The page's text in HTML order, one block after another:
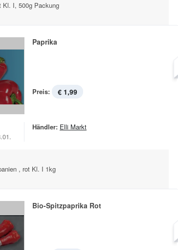
Kl. I, 500g Packung
Paprika
Preis: € 1,99
Händler: Elli Markt
, rot Kl. I 1kg
Bio-Spitzpaprika Rot